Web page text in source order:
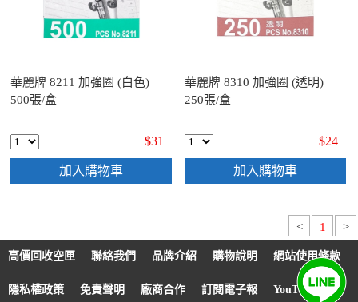
華麗牌 8211 加強圈 (白色)
500張/盒
$31
加入購物車
華麗牌 8310 加強圈 (透明)
250張/盒
$24
加入購物車
< 1 >
高價回收空匣 聯絡我們 品牌介紹 購物說明 網站使用條款
隱私權政策 免責聲明 廠商合作 訂閱電子報 YouTube